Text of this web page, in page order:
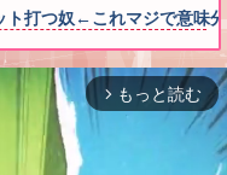
ト打つ奴←これマジで意味
arrow_forward_ios もっと読む